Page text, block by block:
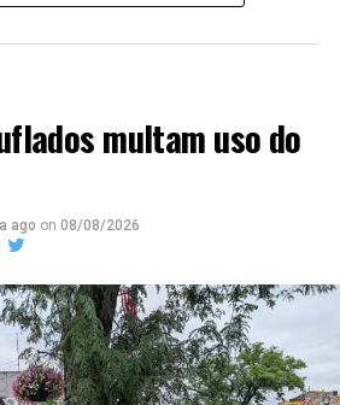
multam uso do
ago on 08/08/2026